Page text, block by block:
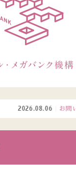
2026.08.06 お問